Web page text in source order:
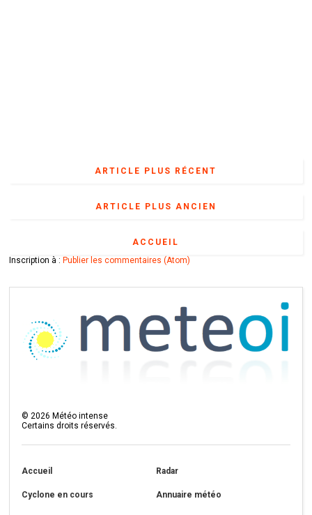
ARTICLE PLUS RÉCENT
ARTICLE PLUS ANCIEN
ACCUEIL
Inscription à : Publier les commentaires (Atom)
©2026 Météo intense
Certains droits réservés.
Accueil Radar
Cyclone en cours Annuaire météo